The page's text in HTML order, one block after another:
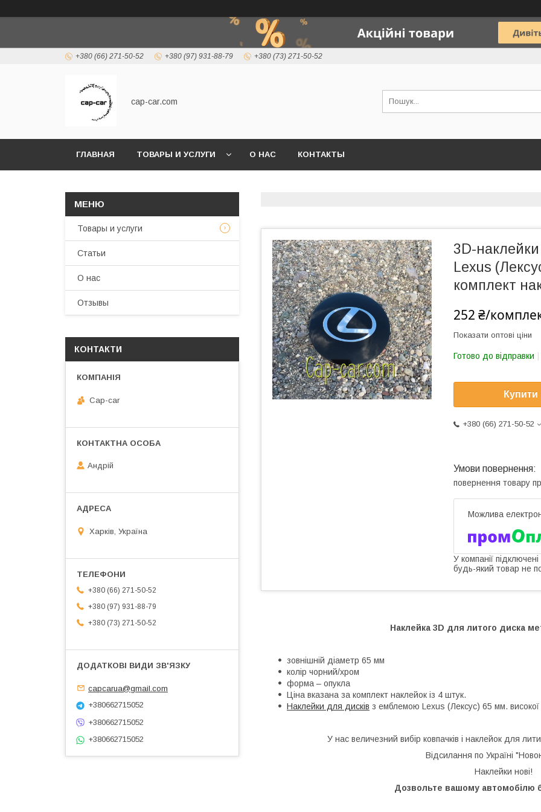
+380 (66) 271-50-52 +380 (97) 931-88-79 +380 (73) 271-50-52
cap-car.com
ГЛАВНАЯ ТОВАРЫ И УСЛУГИ О НАС КОНТАКТЫ
3D-
Lexus
комплект
252 ₴/
Показати оптові ціни
Готово до відправки
Купити
+380 (66) 271-50-52
повернення товару
У компанії
будь-який товар не
Наклейка 3D для литого диска
зовнішній діаметр 65 мм
колір чорний/хром
форма – опукла
Ціна вказана за комплект наклейок із 4 штук.
Наклейки для дисків з емблемою Lexus (Лексус) 65 мм. високої
У нас величезний вибір ковпачків і наклейок для
Відсилання по Україні
Наклейки нові!
Дозвольте вашому автомобілю
Товары и услуги
Статьи
О нас
Отзывы
КОНТАКТИ
Cap-car
Андрій
Харків, Україна
+380 (66) 271-50-52
+380 (97) 931-88-79
+380 (73) 271-50-52
capcarua@gmail.com
+380662715052
+380662715052
+380662715052